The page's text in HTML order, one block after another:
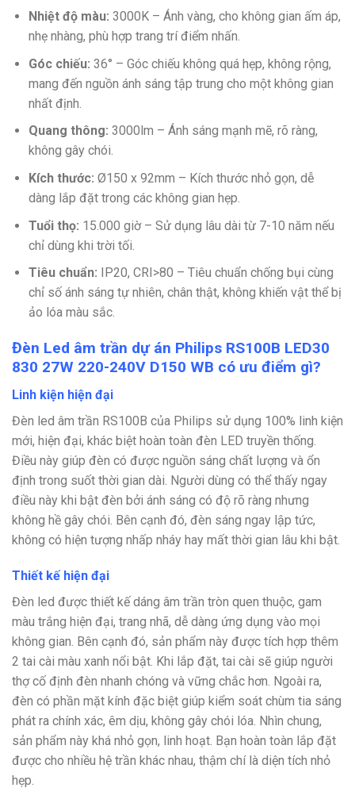
Nhiệt độ màu: 3000K – Ánh vàng, cho không gian ấm áp,
nhẹ nhàng, phù hợp trang trí điểm nhấn.
Góc chiếu: 36° – Góc chiếu không quá hẹp, không rộng,
mang đến nguồn ánh sáng tập trung cho một không gian
nhất định.
Quang thông: 3000lm – Ánh sáng mạnh mẽ, rõ ràng,
không gây chói.
Kích thước: Ø150 x 92mm – Kích thước nhỏ gọn, dễ
dàng lắp đặt trong các không gian hẹp.
Tuổi thọ: 15.000 giờ – Sử dụng lâu dài từ 7-10 năm nếu
chỉ dùng khi trời tối.
Tiêu chuẩn: IP20, CRI>80 – Tiêu chuẩn chống bụi cùng
chỉ số ánh sáng tự nhiên, chân thật, không khiến vật thể bị
ảo lóa màu sắc.
Đèn Led âm trần dự án Philips RS100B LED30
830 27W 220-240V D150 WB có ưu điểm gì?
Linh kiện hiện đại
Đèn led âm trần RS100B của Philips sử dụng 100% linh kiện
mới, hiện đại, khác biệt hoàn toàn đèn LED truyền thống.
Điều này giúp đèn có được nguồn sáng chất lượng và ổn
định trong suốt thời gian dài. Người dùng có thể thấy ngay
điều này khi bật đèn bởi ánh sáng có độ rõ ràng nhưng
không hề gây chói. Bên cạnh đó, đèn sáng ngay lập tức,
không có hiện tượng nhấp nháy hay mất thời gian lâu khi bật.
Thiết kế hiện đại
Đèn led được thiết kế dáng âm trần tròn quen thuộc, gam
màu trắng hiện đại, trang nhã, dễ dàng ứng dụng vào mọi
không gian. Bên cạnh đó, sản phẩm này được tích hợp thêm
2 tai cài màu xanh nổi bật. Khi lắp đặt, tai cài sẽ giúp người
thợ cố định đèn nhanh chóng và vững chắc hơn. Ngoài ra,
đèn có phần mặt kính đặc biệt giúp kiểm soát chùm tia sáng
phát ra chính xác, êm dịu, không gây chói lóa. Nhìn chung,
sản phẩm này khá nhỏ gọn, linh hoạt. Bạn hoàn toàn lắp đặt
được cho nhiều hệ trần khác nhau, thậm chí là diện tích nhỏ
hẹp.